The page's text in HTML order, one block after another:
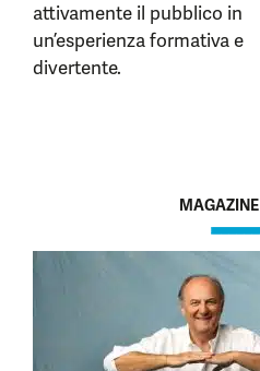
attivamente il pubblico in
un’esperienza formativa e
divertente.
MAGAZINE